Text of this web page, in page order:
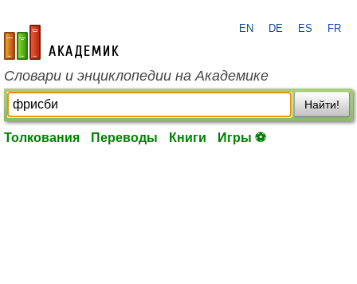
academic.ru
EN DE ES FR
Словари и энциклопедии на Академике
Найти!
Толкования Переводы Книги Игры ⚽